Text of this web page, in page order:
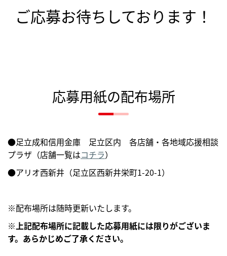
ご応募お待ちしております！
応募用紙の配布場所
●足立成和信用金庫 足立区内 各店舗・各地域応援相談
プラザ（店舗一覧はコチラ）
●アリオ西新井（足立区西新井栄町1-20-1）
※配布場所は随時更新いたします。
※上記配布場所に記載した応募用紙には限りがございま
す。あらかじめご了承ください。